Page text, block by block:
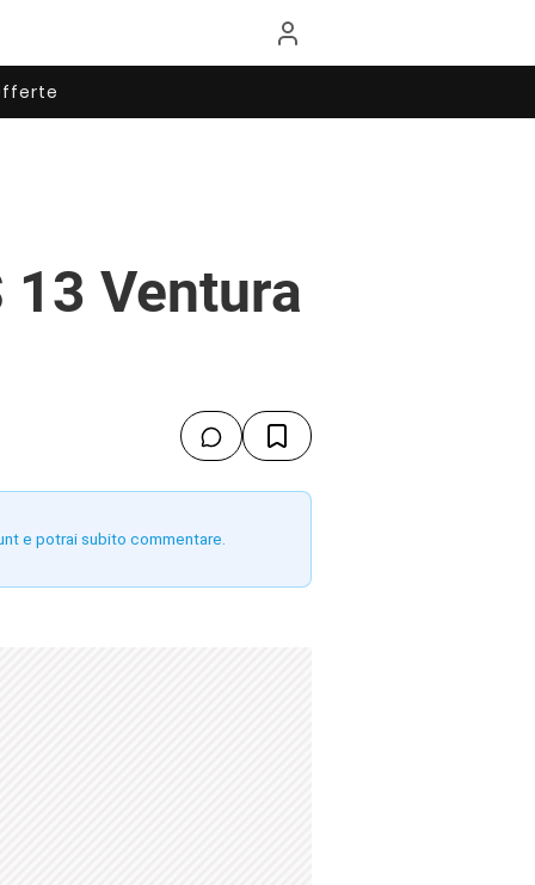
Ventura
e potrai subito commentare.